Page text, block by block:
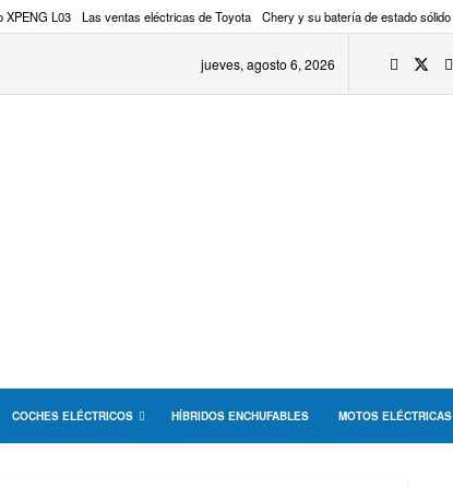
XPENG L03 Las ventas eléctricas de Toyota Chery y su batería de estado sólido
jueves, agosto 6, 2026
COCHES ELÉCTRICOS HÍBRIDOS ENCHUFABLES MOTOS ELÉCTRICAS